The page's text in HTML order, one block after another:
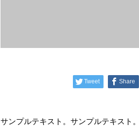
Tweet Share
サンプルテキスト。サンプルテキスト。